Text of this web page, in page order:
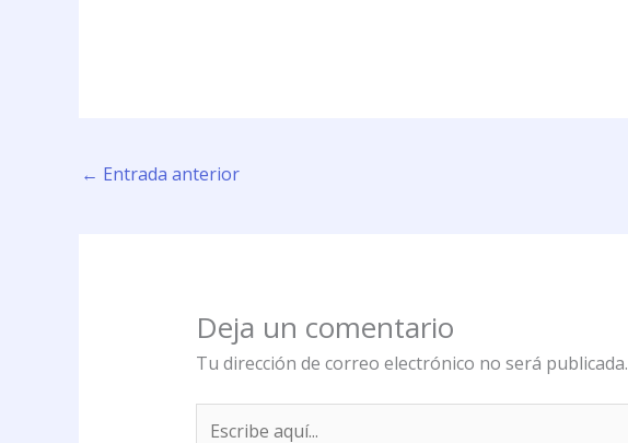
← Entrada anterior
Deja un comentario
Tu dirección de correo electrónico no será publicada.